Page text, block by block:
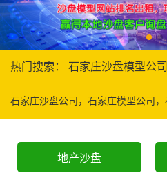
热门搜索： 石家庄沙盘模型公
石家庄沙盘公司，石家庄模型公司
地产沙盘